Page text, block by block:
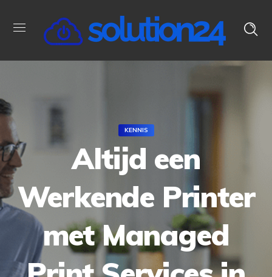
KENNIS
Altijd een
Werkende Printer
met Managed